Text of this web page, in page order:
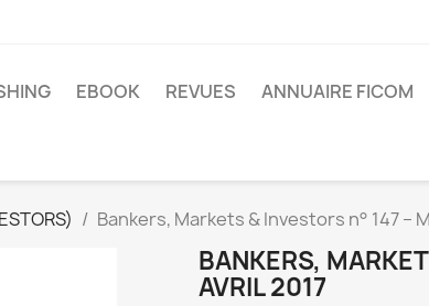
EBOOK REVUES ANNUAIRE FICOM
Bankers, Markets & Investors n° 147 –
BANKERS,
AVRIL 2017